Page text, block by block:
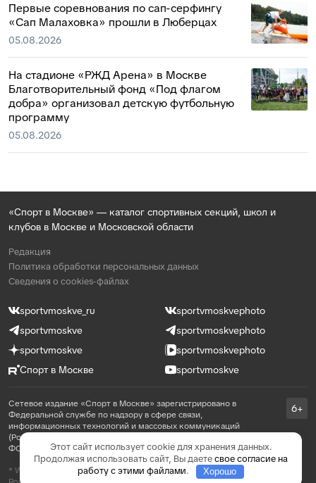
Первые соревнования по сап-серфингу
«Сап Малаховка» прошли в Люберцах
05.08.2026
На стадионе «РЖД Арена» в Москве
Благотворительный фонд «Под флагом
добра» организовал детскую футбольную
программу
05.08.2026
«Спорт в Москве» — каталог спортивных секций, школ и
клубов в Москве и Московской области
Редакция
Политика обработки персональных данных
Сведения о cookies-файлах
sportvmoskve_ru
sportvmoskvephoto
sportvmoskve
sportvmoskvephoto
sportvmoskve
sportvmoskvephoto
Спорт в Москве
sportvmoskve
Сетевое издание «Спорт в Москве» зарегистрировано в
Федеральной службе по надзору в сфере связи,
информационных технологий и массовых коммуникаций
(Роскомнадзор) 31 августа 2021 года, реестровая запись ЭЛ №
ФС 77 - 81769
* WhatsApp принадлежит компании Meta, которая признана в
6+
Этот сайт использует cookie для хранения данных.
Продолжая использовать сайт, Вы даетесвое согласие на
работу с этими файлами. Хорошо